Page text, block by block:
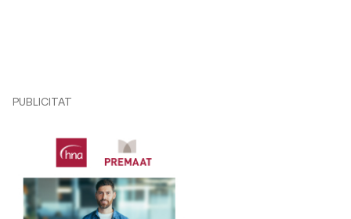
PUBLICITAT